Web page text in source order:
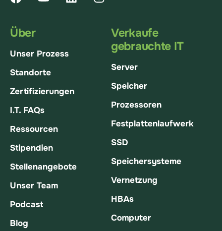
Über
Unser Prozess
Standorte
Zertifizierungen
I.T. FAQs
Ressourcen
Stipendien
Stellenangebote
Unser Team
Podcast
Blog
Verkaufe
gebrauchte IT
Server
Speicher
Prozessoren
Festplattenlaufwerk
SSD
Speichersysteme
Vernetzung
HBAs
Computer